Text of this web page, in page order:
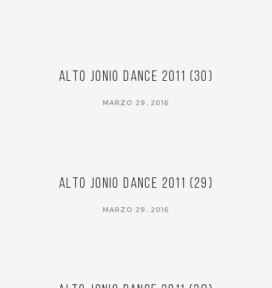
Alto Jonio Dance 2011 (30)
MARZO 29, 2016
Alto Jonio Dance 2011 (29)
MARZO 29, 2016